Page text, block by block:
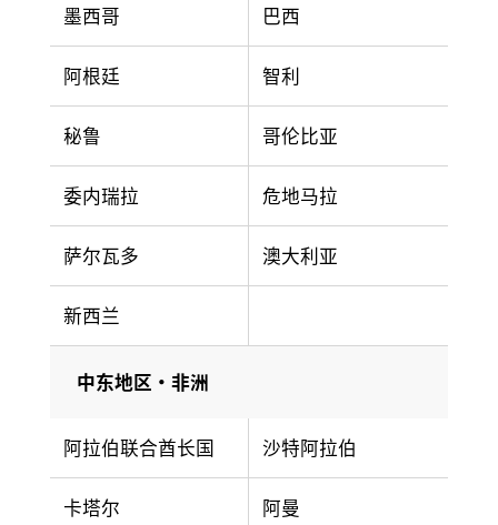
墨西哥 巴西
阿根廷 智利
秘鲁 哥伦比亚
委内瑞拉 危地马拉
萨尔瓦多 澳大利亚
新西兰
中东地区・非洲
阿拉伯联合酋长国 沙特阿拉伯
卡塔尔 阿曼